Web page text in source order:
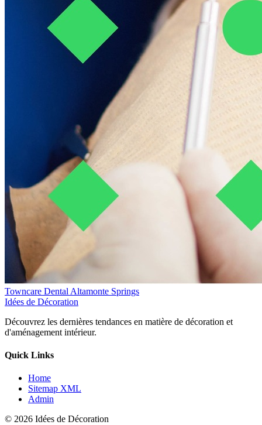
Towncare Dental Altamonte Springs
Idées de Décoration
Découvrez les dernières tendances en matière de décoration et
d'aménagement intérieur.
Quick Links
Home
Sitemap XML
Admin
© 2026 Idées de Décoration